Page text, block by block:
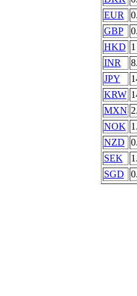
EUR
GBP
HKD 1
INR
JPY
KRW
MXN
NOK
NZD
SEK
SGD